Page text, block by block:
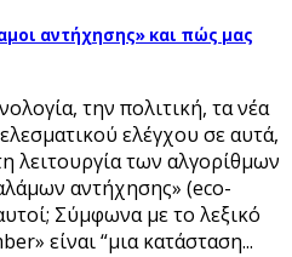
αντήχησης» και πώς μας
την πολιτική, τα νέα
ελέγχου σε αυτά,
λειτουργία των αλγορίθμων
αντήχησης» (eco-
Σύμφωνα με το λεξικό
είναι “μια κατάσταση...